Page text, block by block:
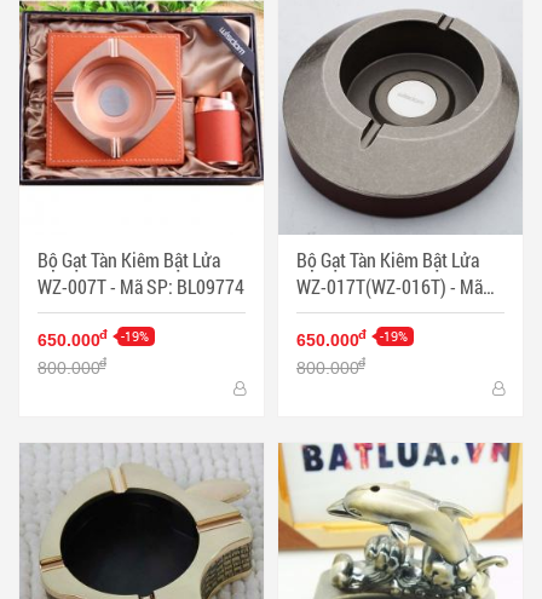
Bộ Gạt Tàn Kiêm Bật Lửa
WZ-007T - Mã SP: BL09774
650.000đ -19%
800.000đ
Bộ Gạt Tàn Kiêm Bật Lửa
WZ-017T(WZ-016T) - Mã
SP: BL09695
650.000đ -19%
800.000đ